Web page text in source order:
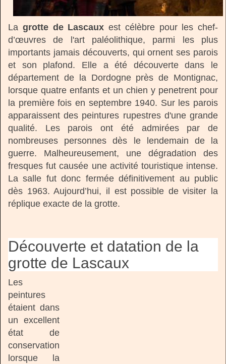
La grotte de Lascaux est célèbre pour les chef-
d’œuvres de l'art paléolithique, parmi les plus
importants jamais découverts, qui ornent ses parois
et son plafond. Elle a été découverte dans le
département de la Dordogne près de Montignac,
lorsque quatre enfants et un chien y penetrent pour
la première fois en septembre 1940. Sur les parois
apparaissent des peintures rupestres d'une grande
qualité. Les parois ont été admirées par de
nombreuses personnes dès le lendemain de la
guerre. Malheureusement, une dégradation des
fresques fut causée une activité touristique intense.
La salle fut donc fermée définitivement au public
dès 1963. Aujourd’hui, il est possible de visiter la
réplique exacte de la grotte.
Découverte et datation de la
grotte de Lascaux
Les
peintures
étaient dans
un excellent
état de
conservation
lorsque la